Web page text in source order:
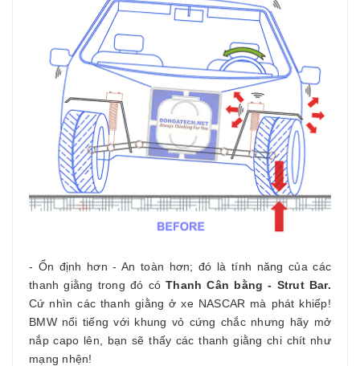
- Ổn định hơn - An toàn hơn; đó là tính năng của các
thanh giằng trong đó cóThanh Cân bằng - Strut Bar.
Cứ nhìn các thanh giằng ở xe NASCAR mà phát khiếp!
BMW nổi tiếng với khung vỏ cứng chắc nhưng hãy mở
nắp capo lên, bạn sẽ thấy các thanh giằng chi chít như
mạng nhện!